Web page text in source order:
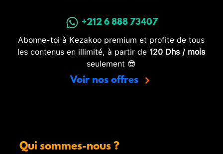
+212 6 888 73407
Abonne-toi à Kezakoo premium et profite de tous
les contenus en illimité, à partir de 120 Dhs / mois
seulement 😎
Voir nos offres
Qui sommes-nous ?